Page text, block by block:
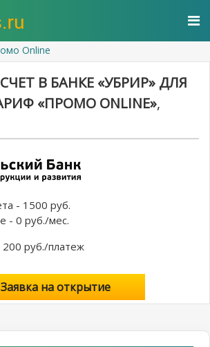
Online
В БАНКЕ «УБРИР» ДЛЯ
«ПРОМО ONLINE»,
- 1500 руб.
- 0 руб./мес.
руб./платеж
Заявка на открытие